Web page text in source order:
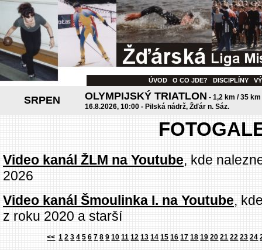
ÚVOD O CO JDE? DISCIPLÍNY
SRPEN OLYMPIJSKÝ TRIATLON - 1,2 km / 35
16.8.2026, 10:00 - Pilská nádrž, Žďár n. Sáz.
Video kanál ŽLM na Youtube, kde
2026
Video kanál Šmoulinka I. na Youtube,
z roku 2020 a starší
<< 1 2 3 4 5 6 7 8 9 10 11 12 13 14 15 16 17 18 19 20 21 22 23 24